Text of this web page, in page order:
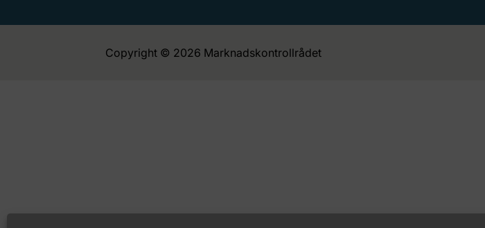
Copyright © 2026 Marknadskontrollrådet